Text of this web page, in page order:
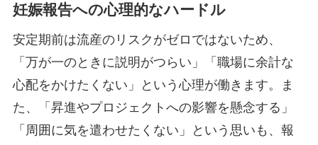
妊娠報告への心理的なハードル
安定期前は流産のリスクがゼロではないため、
「万が一のときに説明がつらい」「職場に余計な
心配をかけたくない」という心理が働きます。ま
た、「昇進やプロジェクトへの影響を懸念する」
「周囲に気を遣わせたくない」という思いも、報